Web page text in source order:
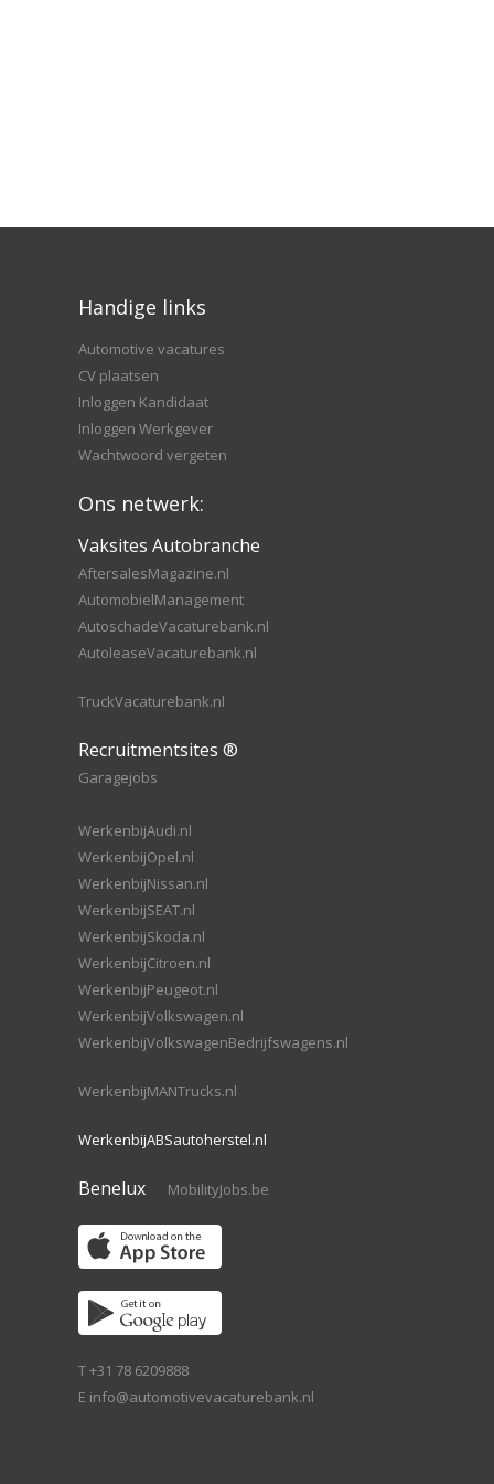
Handige links
Automotive vacatures
CV plaatsen
Inloggen Kandidaat
Inloggen Werkgever
Wachtwoord vergeten
Ons netwerk:
Vaksites Autobranche
AftersalesMagazine.nl
AutomobielManagement
AutoschadeVacaturebank.nl
AutoleaseVacaturebank.nl
TruckVacaturebank.nl
Recruitmentsites ®
Garagejobs
WerkenbijAudi.nl
WerkenbijOpel.nl
WerkenbijNissan.nl
WerkenbijSEAT.nl
WerkenbijSkoda.nl
WerkenbijCitroen.nl
WerkenbijPeugeot.nl
WerkenbijVolkswagen.nl
WerkenbijVolkswagenBedrijfswagens.nl
WerkenbijMANTrucks.nl
WerkenbijABSautoherstel.nl
Benelux MobilityJobs.be
T +31 78 6209888
E info@automotivevacaturebank.nl